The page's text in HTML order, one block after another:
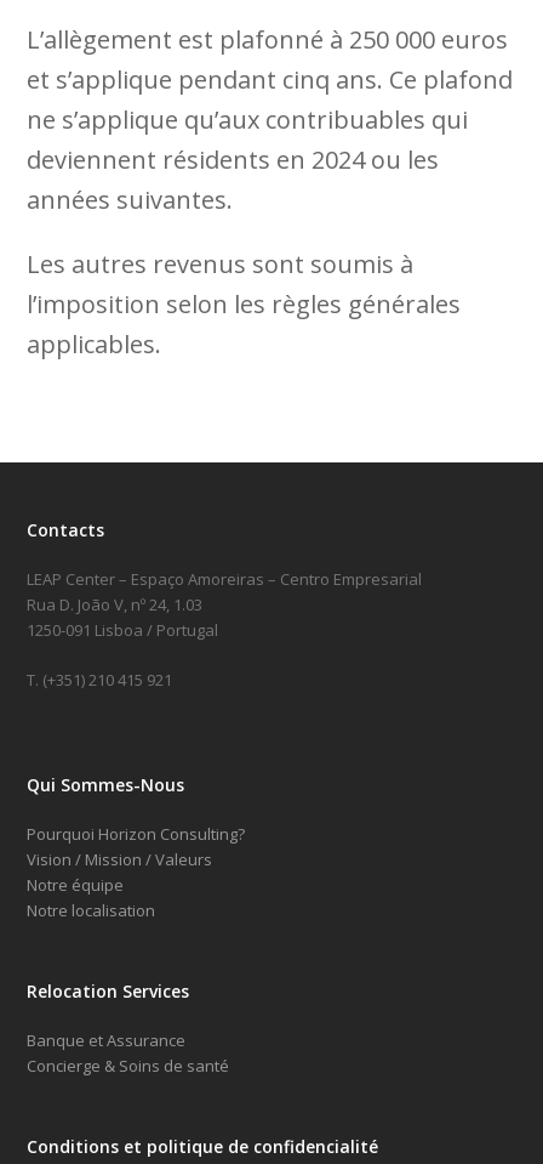
L’allègement est plafonné à 250 000 euros
et s’applique pendant cinq ans. Ce plafond
ne s’applique qu’aux contribuables qui
deviennent résidents en 2024 ou les
années suivantes.
Les autres revenus sont soumis à
l’imposition selon les règles générales
applicables.
Contacts
LEAP Center – Espaço Amoreiras – Centro Empresarial
Rua D. João V, nº 24, 1.03
1250-091 Lisboa / Portugal
T. (+351) 210 415 921
Qui Sommes-Nous
Pourquoi Horizon Consulting?
Vision / Mission / Valeurs
Notre équipe
Notre localisation
Relocation Services
Banque et Assurance
Concierge & Soins de santé
Conditions et politique de confidencialité